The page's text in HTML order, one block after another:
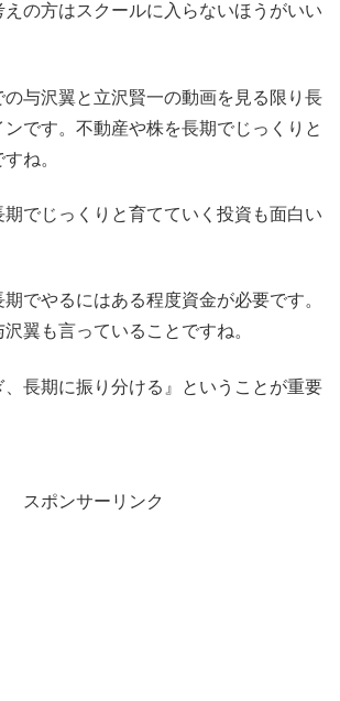
の方はスクールに入らないほうがいい
の与沢翼と立沢賢一の動画を見る限り長
です。不動産や株を長期でじっくりと
ね。
期でじっくりと育てていく投資も面白い
でやるにはある程度資金が必要です。
翼も言っていることですね。
、長期に振り分ける』ということが重要
スポンサーリンク